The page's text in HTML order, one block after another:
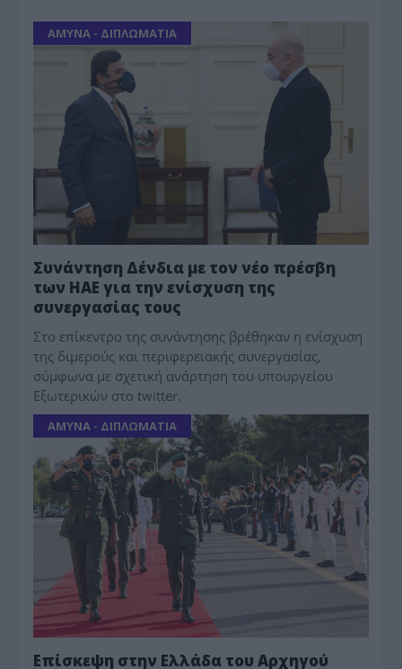
ΑΜΥΝΑ - ΔΙΠΛΩΜΑΤΙΑ
Συνάντηση Δένδια με τον νέο πρέσβη
των ΗΑE για την ενίσχυση της
συνεργασίας τους
Στο επίκεντρο της συνάντησης βρέθηκαν η ενίσχυση
της διμερούς και περιφερειακής συνεργασίας,
σύμφωνα με σχετική ανάρτηση του υπουργείου
Εξωτερικών στο twitter.
ΑΜΥΝΑ - ΔΙΠΛΩΜΑΤΙΑ
Επίσκεψη στην Ελλάδα του Αρχηγού